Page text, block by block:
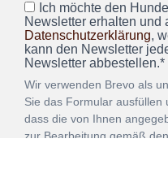
Ich möchte den
Newsletter erhalten und
Datenschutzerklärung,
kann den Newsletter
Newsletter abbestellen.*
Wir verwenden Brevo als
Sie das Formular ausfüllen
dass die von Ihnen
zur Bearbeitung gemäß den